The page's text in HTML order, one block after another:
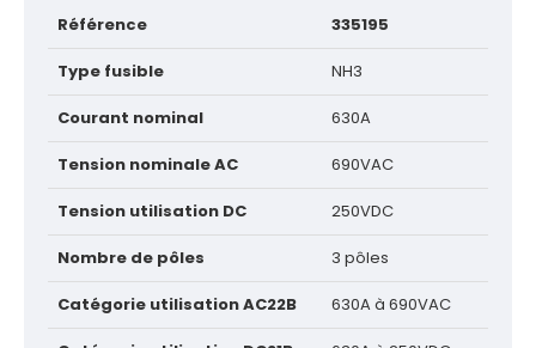
Référence 335195
Type fusible NH3
Courant nominal 630A
Tension nominale AC 690VAC
Tension utilisation DC 250VDC
Nombre de pôles 3 pôles
Catégorie utilisation AC22B 630A à 690VAC